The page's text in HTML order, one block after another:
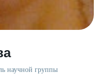
научной группы